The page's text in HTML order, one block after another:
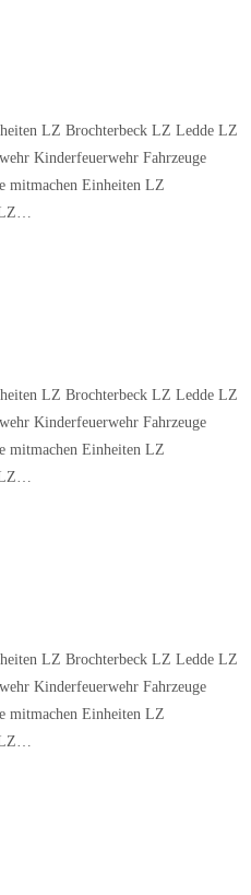
LZ Brochterbeck LZ Ledde LZ
Kinderfeuerwehr Fahrzeuge
mitmachen Einheiten LZ
LZ Brochterbeck LZ Ledde LZ
Kinderfeuerwehr Fahrzeuge
mitmachen Einheiten LZ
LZ Brochterbeck LZ Ledde LZ
Kinderfeuerwehr Fahrzeuge
mitmachen Einheiten LZ